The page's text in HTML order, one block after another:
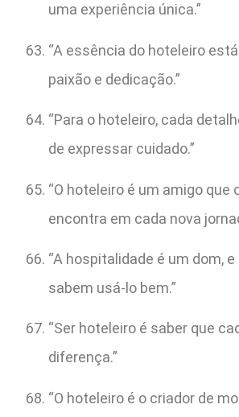
uma experiência única.”
“A essência do hoteleiro
paixão e dedicação.”
“Para o hoteleiro, cada
de expressar cuidado.”
“O hoteleiro é um amigo que
encontra em cada nova
“A hospitalidade é um dom,
sabem usá-lo bem.”
“Ser hoteleiro é saber que
diferença.”
“O hoteleiro é o criador de